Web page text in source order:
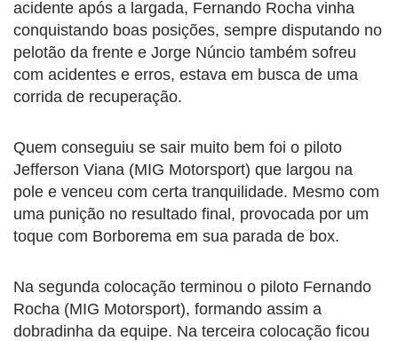
acidente após a largada, Fernando Rocha vinha
conquistando boas posições, sempre disputando no
pelotão da frente e Jorge Núncio também sofreu
com acidentes e erros, estava em busca de uma
corrida de recuperação.
Quem conseguiu se sair muito bem foi o piloto
Jefferson Viana (MIG Motorsport) que largou na
pole e venceu com certa tranquilidade. Mesmo com
uma punição no resultado final, provocada por um
toque com Borborema em sua parada de box.
Na segunda colocação terminou o piloto Fernando
Rocha (MIG Motorsport), formando assim a
dobradinha da equipe. Na terceira colocação ficou